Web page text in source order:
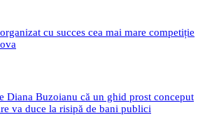
cu succes cea mai mare competiție
Diana Buzoianu că un ghid prost conceput
va duce la risipă de bani publici